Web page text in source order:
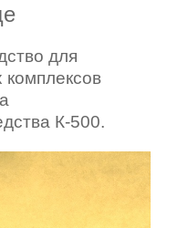
для
комплексов
К-500.